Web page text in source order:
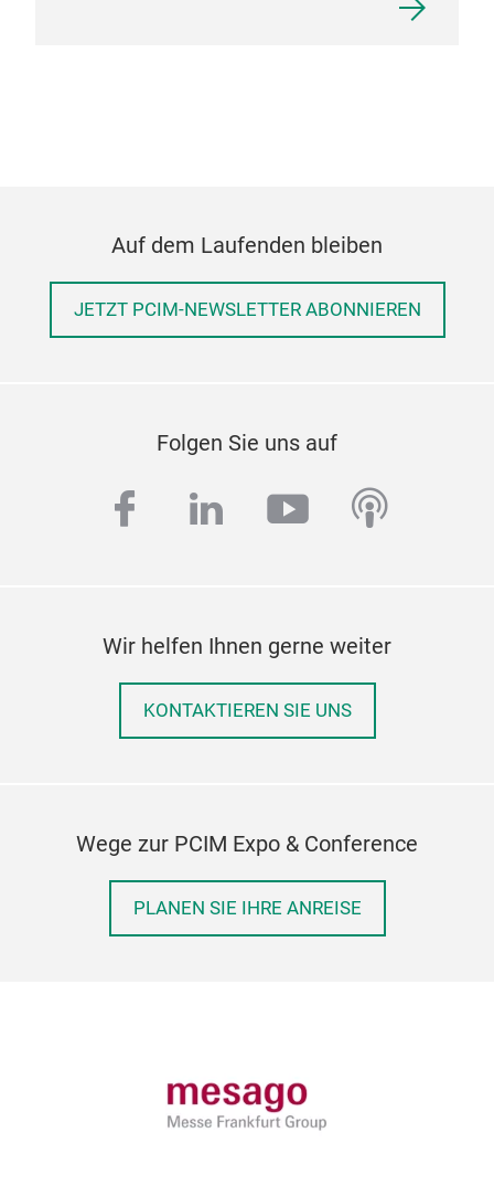
Auf dem Laufenden bleiben
JETZT PCIM-NEWSLETTER ABONNIEREN
Folgen Sie uns auf
facebook
linkedinyoutube
Wir helfen Ihnen gerne weiter
KONTAKTIEREN SIE UNS
Wege zur PCIM Expo & Conference
PLANEN SIE IHRE ANREISE